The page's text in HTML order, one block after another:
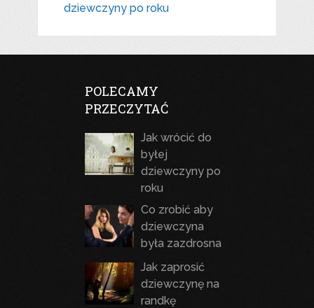
dziewczyny po roku
POLECAMY
PRZECZYTAĆ
Jak wrócić do
byłej
dziewczyny po
roku
Co zrobić aby
dziewczyna
była zazdrosna
Jak zaprosić
dziewczynę na
randkę